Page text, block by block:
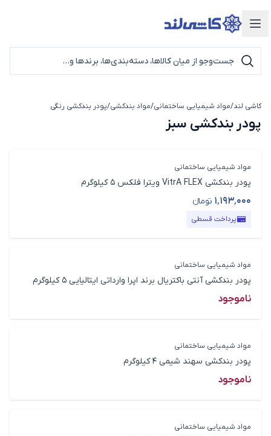
دسته‌بندی محصولات
کاشی لند/مواد شیمیایی ساختمانی/مواد بندکشی/پودر بندکشی رنگی
پودر بندکشی سبز
مواد شیمیایی ساختمانی
پودر بندکشی VitrA FLEX ویترا فلکس 5 کیلوگرم
۱٬۱۹۳٬۰۰۰ تومانء
قیمت محصول
پرداخت قسطی
مواد شیمیایی ساختمانی
پودر بندکشی آنتی باکتریال برند اپرا وارداتی ایتالیایی 5 کیلوگرم
ناموجود
مواد شیمیایی ساختمانی
پودر بندکشی سهند شیمی 4 کیلوگرم
ناموجود
مواد شیمیایی ساختمانی